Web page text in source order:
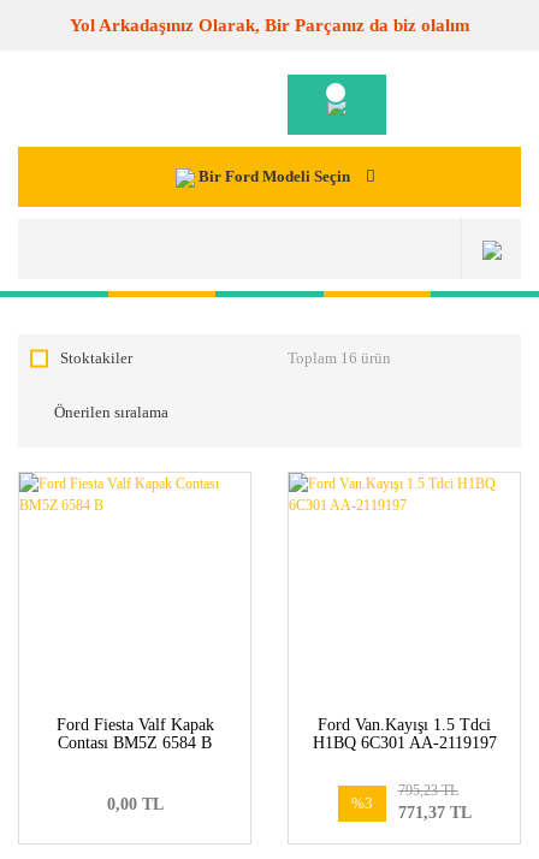
Yol Arkadaşınız Olarak, Bir Parçanız da biz olalım
Bir Ford Modeli Seçin
Stoktakiler Toplam 16 ürün
Ford Fiesta Valf Kapak
Contası BM5Z 6584 B
0,00 TL
Ford Van.Kayışı 1.5 Tdci
H1BQ 6C301 AA-2119197
%3
771,37 TL
795,23 TL